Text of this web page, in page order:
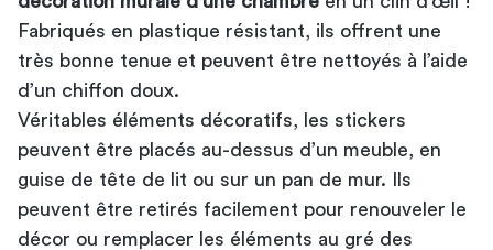
Fabriqués en plastique résistant, ils offrent une
très bonne tenue et peuvent être nettoyés à l’aide
d’un chiffon doux.
Véritables éléments décoratifs, les stickers
peuvent être placés au-dessus d’un meuble, en
guise de tête de lit ou sur un pan de mur. Ils
peuvent être retirés facilement pour renouveler le
décor ou remplacer les éléments au gré des